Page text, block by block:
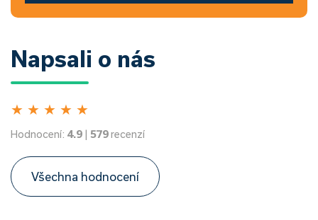
Napsali o nás
★ ★ ★ ★ ★
Hodnocení: 4.9 | 579recenzí
Všechna hodnocení